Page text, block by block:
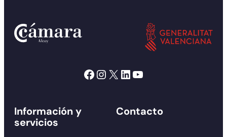
Facebook Instagram X LinkedIn YouTube
Información y
servicios
Contacto